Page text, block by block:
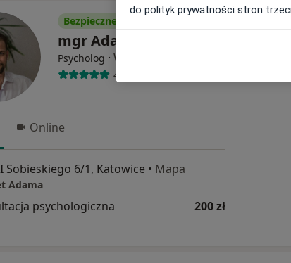
Bezpieczne płatności
mgr Adam Bajer
Psycholog · Więcej
40 opinii
Online
Sobieskiego 6/1, Katowice • Mapa
Adama
psychologiczna 200 zł
do polityk prywatności stron